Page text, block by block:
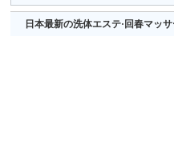
日本最新の洗体エステ·回春マッ